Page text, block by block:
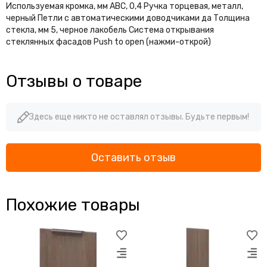
Используемая кромка, мм АВС, 0,4 Ручка торцевая, металл,
черный Петли с автоматическими доводчиками да Толщина
стекла, мм 5, черное лакобель Система открывания
стеклянных фасадов Push to open (нажми-открой)
Отзывы о товаре
Здесь еще никто не оставлял отзывы. Будьте первым!
Оставить отзыв
Похожие товары